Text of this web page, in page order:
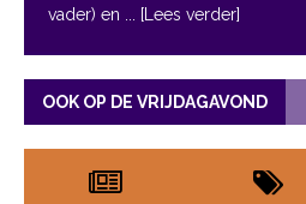
vader) en
... [Lees verder]
OOK OP DE VRIJDAGAVOND